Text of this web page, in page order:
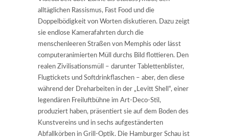
alltäglichen Rassismus, Fast Food und die
Doppelbödigkeit von Worten diskutieren. Dazu zeigt
sie endlose Kamerafahrten durch die
menschenleeren Straßen von Memphis oder lässt
computeranimierten Müll durchs Bild flottieren. Den
realen Zivilisationsmüll – darunter Tablettenblister,
Flugtickets und Softdrinkflaschen – aber, den diese
während der Dreharbeiten in der „Levitt Shell“, einer
legendären Freiluftbühne im Art-Deco-Stil,
produziert haben, präsentiert sie auf dem Boden des
Kunstvereins und in sechs aufgeständerten
Abfallkörben in Grill-Optik. Die Hamburger Schau ist